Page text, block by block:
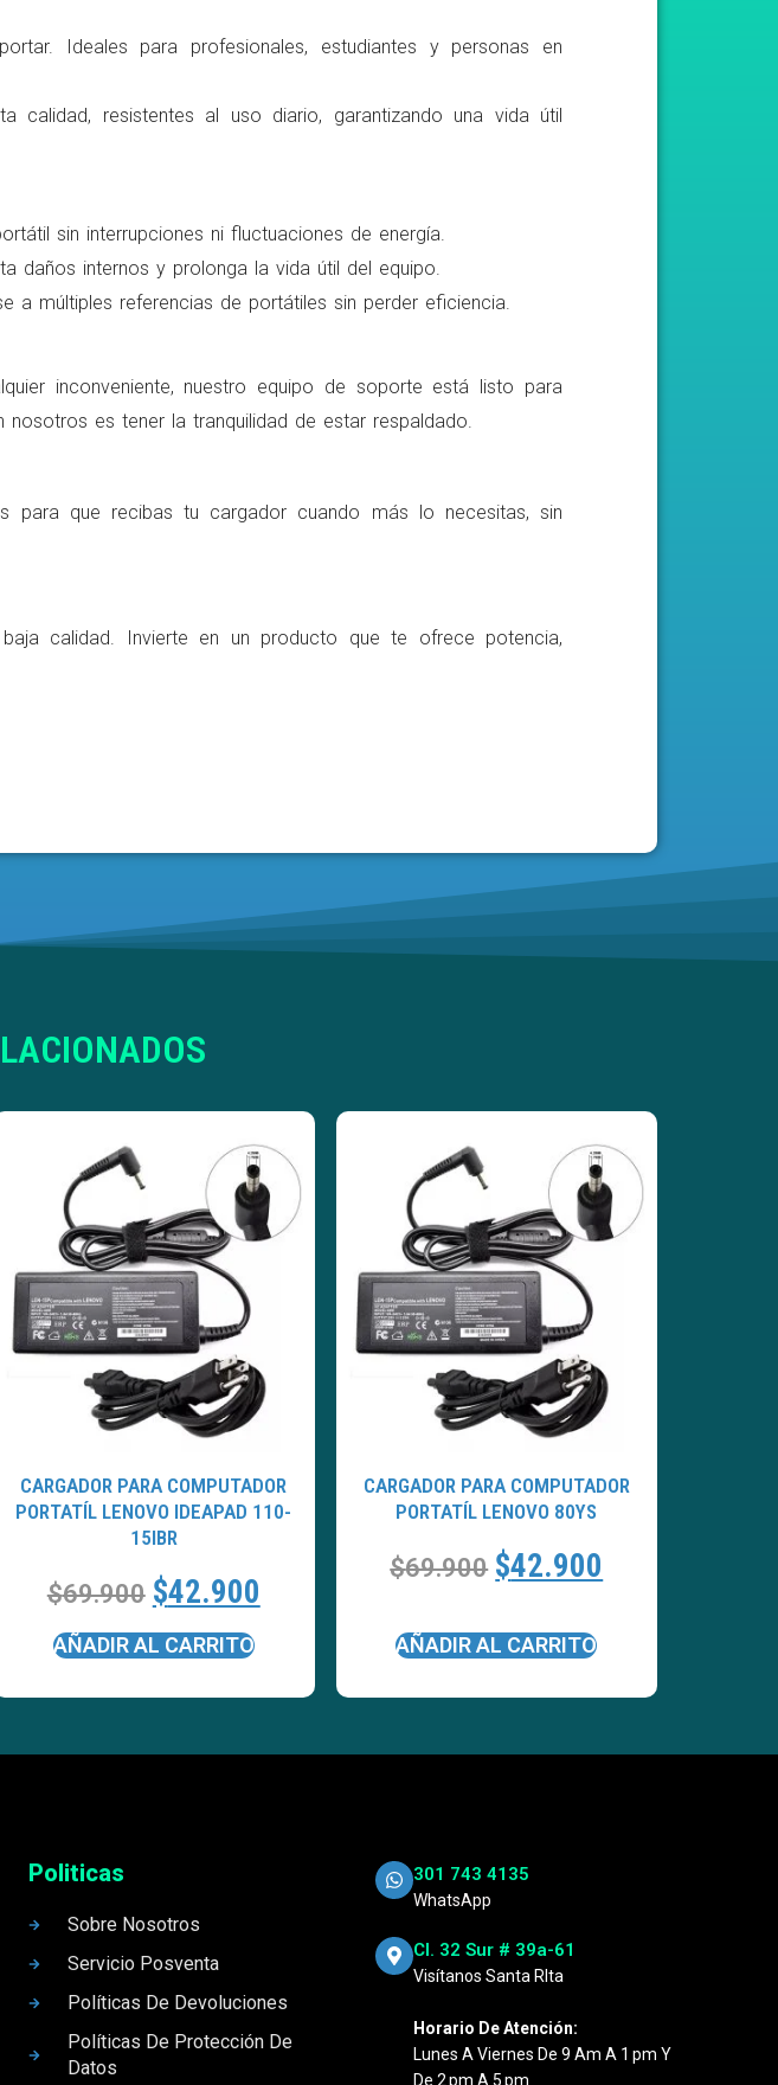
Ideales para profesionales, estudiantes y personas en
calidad, resistentes al uso diario, garantizando una vida útil
sin interrupciones ni fluctuaciones de energía.
daños internos y prolonga la vida útil del equipo.
a múltiples referencias de portátiles sin perder eficiencia.
inconveniente, nuestro equipo de soporte está listo para
es tener la tranquilidad de estar respaldado.
para que recibas tu cargador cuando más lo necesitas, sin
calidad. Invierte en un producto que te ofrece potencia,
CARGADOR PARA COMPUTADOR
PORTATÍL LENOVO IDEAPAD 110-
15IBR
$69.900 $42.900
AÑADIR AL CARRITO
CARGADOR PARA COMPUTADOR
PORTATÍL LENOVO 80YS
$69.900 $42.900
AÑADIR AL CARRITO
Politicas
Sobre Nosotros
Servicio Posventa
Políticas De Devoluciones
Políticas De Protección De
Datos
301 743 4135
WhatsApp
Cl. 32 Sur # 39a-61
Visítanos Santa RIta
Horario De Atención:
Lunes A Viernes De 9 Am A 1 Pm Y
De 2 Pm A 5 Pm